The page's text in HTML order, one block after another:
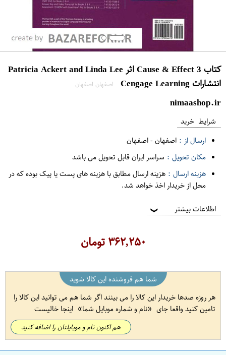
کتاب Cause & Effect 3 اثر Patricia Ackert and Linda Lee
انتشارات Cengage Learning
اصفهان اصفهان
nimaashop.ir
شرایط خرید
ارسال از : اصفهان-اصفهان
مکان تحویل : سراسر ایران قابل تحویل می باشد
هزینه ارسال : هزینه ارسال مطابق با هزینه های پست یا پیک بوده که در
محل از خریدار اخذ خواهد شد.
اطلاعات بیشتر ❯
۳۶۲,۲۵۰تومان
شما هم فروشنده این کالا شوید
هر روزه صدها خریدار این کالا را می بینند اگر شما هم می توانید این کالا را
تامین کنید واقعا جای
نام و شماره موبایل شما اینجا خالیست
هم اکنون نام و موبایلتان را اضافه کنید